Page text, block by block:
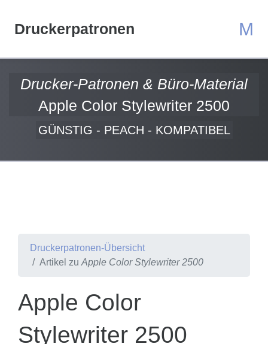
Druckerpatronen M
Drucker-Patronen & Büro-Material
Apple Color Stylewriter 2500
GÜNSTIG - PEACH - KOMPATIBEL
Druckerpatronen-Übersicht
Artikel zu Apple Color Stylewriter 2500
Apple Color
Stylewriter 2500